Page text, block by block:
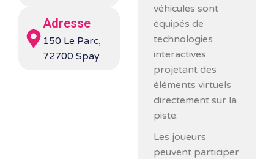
Adresse
150 Le Parc,
72700 Spay
véhicules sont
équipés de
technologies
interactives
projetant des
éléments virtuels
directement sur la
piste.
Les joueurs
peuvent participer